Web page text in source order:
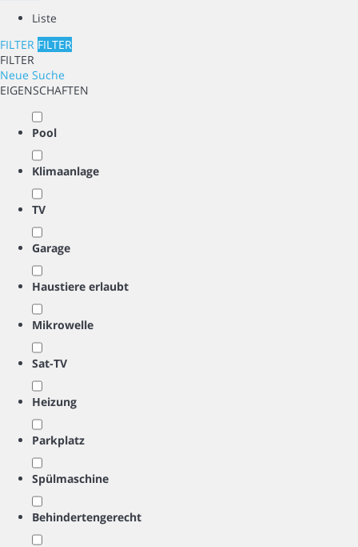
Liste
FILTER FILTER
FILTER
Neue Suche
EIGENSCHAFTEN
Pool
Klimaanlage
TV
Garage
Haustiere erlaubt
Mikrowelle
Sat-TV
Heizung
Parkplatz
Spülmaschine
Behindertengerecht